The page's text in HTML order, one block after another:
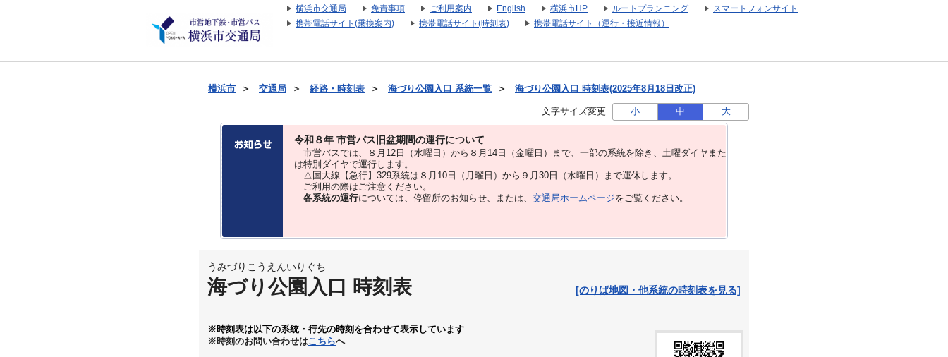
横浜市交通局 免責事項 ご利用案内 English 横浜市HP ルートプランニング
スマートフォンサイト
携帯電話サイト(乗換案内)
携帯電話サイト(時刻表) 携帯電話サイト（運行・接近情報）
横浜市 ＞ 交通局 ＞ 経路・時刻表 ＞ 海づり公園入口 系統一覧 ＞ 海づり公園入口 時刻表(2025年8月18日改正)
文字サイズ変更 小 中 大
令和８年 市営バス旧盆期間の運行について
市営バスでは、８⽉12⽇（水曜日）から８⽉14⽇（金曜日）まで、⼀部の系統を除き、⼟曜ダイヤまた
は特別ダイヤで運⾏します。
△国大線【急行】329系統は８月10日（月曜日）から９月30日（水曜日）まで運休します。
ご利用の際はご注意ください。
各系統の運行については、停留所のお知らせ、または、 交通局ホームページをご覧ください。
うみづりこうえんいりぐち
海づり公園入口 時刻表 [のりば地図・他系統の時刻表を見る]
※時刻表は以下の系統・行先の時刻を合わせて表示しています
※時刻のお問い合わせはこちらへ